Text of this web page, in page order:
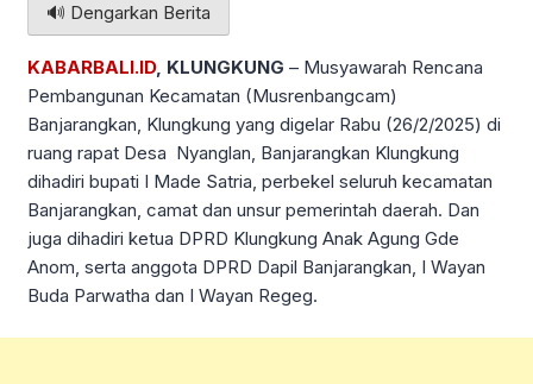
🔊 Dengarkan Berita
KABARBALI.ID, KLUNGKUNG – Musyawarah Rencana
Pembangunan Kecamatan (Musrenbangcam)
Banjarangkan, Klungkung yang digelar Rabu (26/2/2025) di
ruang rapat Desa Nyanglan, Banjarangkan Klungkung
dihadiri bupati I Made Satria, perbekel seluruh kecamatan
Banjarangkan, camat dan unsur pemerintah daerah. Dan
juga dihadiri ketua DPRD Klungkung Anak Agung Gde
Anom, serta anggota DPRD Dapil Banjarangkan, I Wayan
Buda Parwatha dan I Wayan Regeg.